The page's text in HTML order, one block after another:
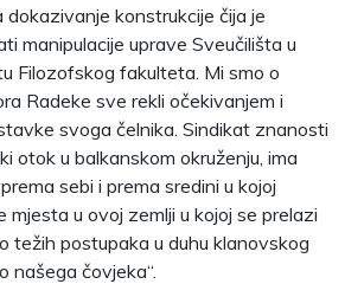
konstrukcije čija je
manipulacije uprave Sveučilišta u
Filozofskog fakulteta. Mi smo o
Radeke sve rekli očekivanjem i
svoga čelnika. Sindikat znanosti
otok u balkanskom okruženju, ima
sebi i prema sredini u kojoj
mjesta u ovoj zemlji u kojoj se prelazi
težih postupaka u duhu klanovskog
našega čovjeka“.